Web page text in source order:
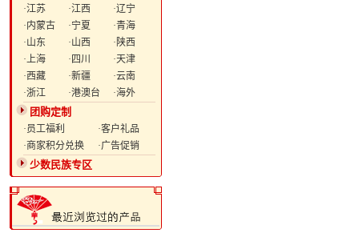
·江苏
·江西
·辽宁
·内蒙古
·宁夏
·青海
·山东
·山西
·陕西
·上海
·四川
·天津
·西藏
·新疆
·云南
·浙江
·港澳台 ·海外
团购定制
·员工福利
·客户礼品
·商家积分兑换
·广告促销
少数民族专区